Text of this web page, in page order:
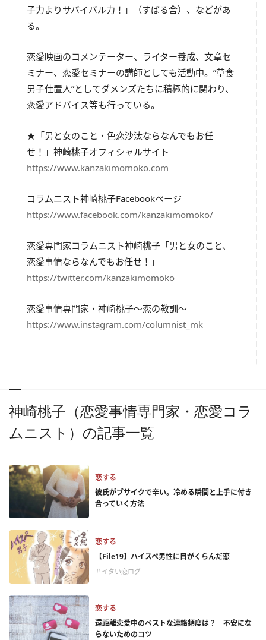
子力よりサバイバル力！」（すばる舎）、などがあ
る。
恋愛映画のコメンテーター、ライター養成、文章セ
ミナー、恋愛セミナーの講師としても活動中。”草食
男子仕置人”としてダメンズたちに積極的に関わり、
恋愛アドバイス等も行っている。
★「男と女のこと・色恋沙汰ならなんでもお任
せ！」神崎桃子オフィシャルサイト
https://www.kanzakimomoko.com
コラムニスト神崎桃子Facebookページ
https://www.facebook.com/kanzakimomoko/
恋愛専門家コラムニスト神崎桃子「男と女のこと、
恋愛事情ならなんでもお任せ！」
https://twitter.com/kanzakimomoko
恋愛事情専門家・神崎桃子～恋の教訓～
https://www.instagram.com/columnist_mk
神崎桃子（恋愛事情専門家・恋愛コラ
ムニスト）の記事一覧
恋する
彼氏がブサイクで辛い。冷める瞬間と上手に付き
合っていく方法
恋する
【File19】ハイスペ男性に目がくらんだ恋
＃イタい恋ログ
恋する
遠距離恋愛中のベストな連絡頻度は？ 不安にな
らないためのコツ